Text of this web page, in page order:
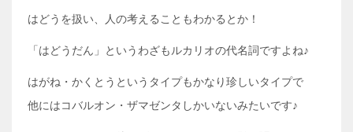
はどうを扱い、人の考えることもわかるとか！
「はどうだん」というわざもルカリオの代名詞ですよね♪
はがね・かくとうというタイプもかなり珍しいタイプで
他にはコバルオン・ザマゼンタしかいないみたいです♪